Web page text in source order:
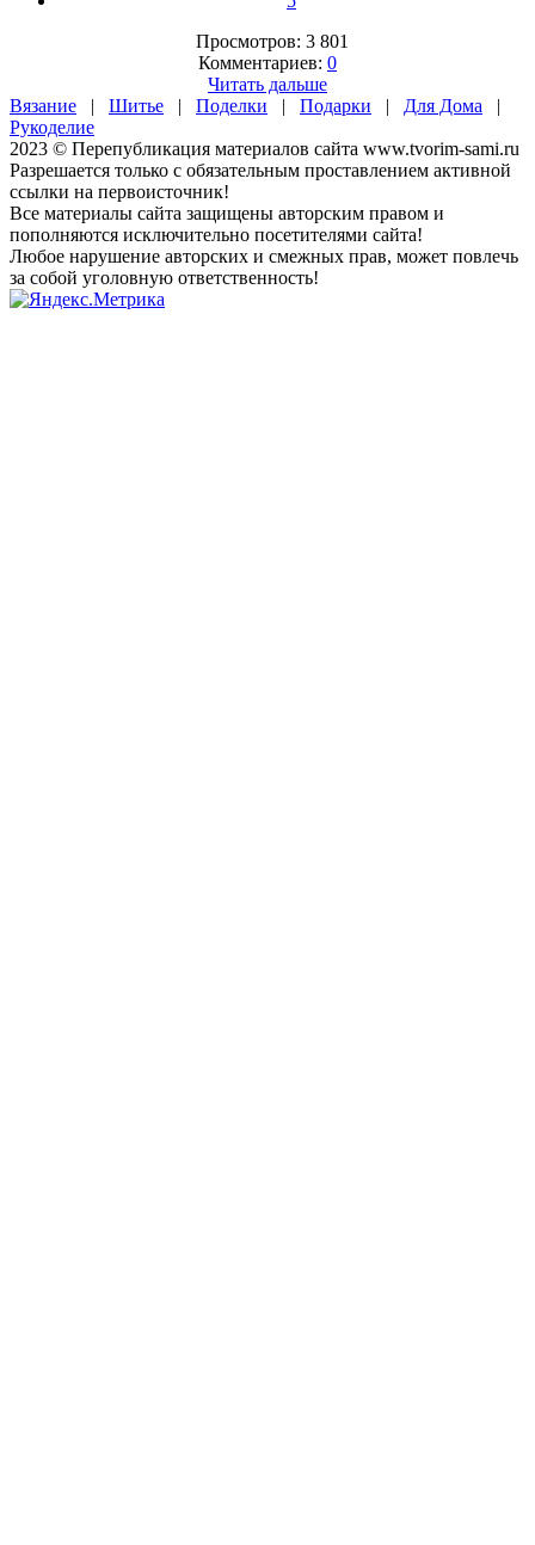
Просмотров: 3 801
Комментариев: 0
Читать дальше
Вязание | Шитье | Поделки | Подарки | Для Дома |
Рукоделие
2023 © Перепубликация материалов сайта www.tvorim-sami.ru
Разрешается только с обязательным проставлением активной
ссылки на первоисточник!
Все материалы сайта защищены авторским правом и
пополняются исключительно посетителями сайта!
Любое нарушение авторских и смежных прав, может повлечь
за собой уголовную ответственность!